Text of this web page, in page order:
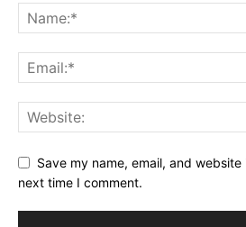
Save my name, email, and
next time I comment.